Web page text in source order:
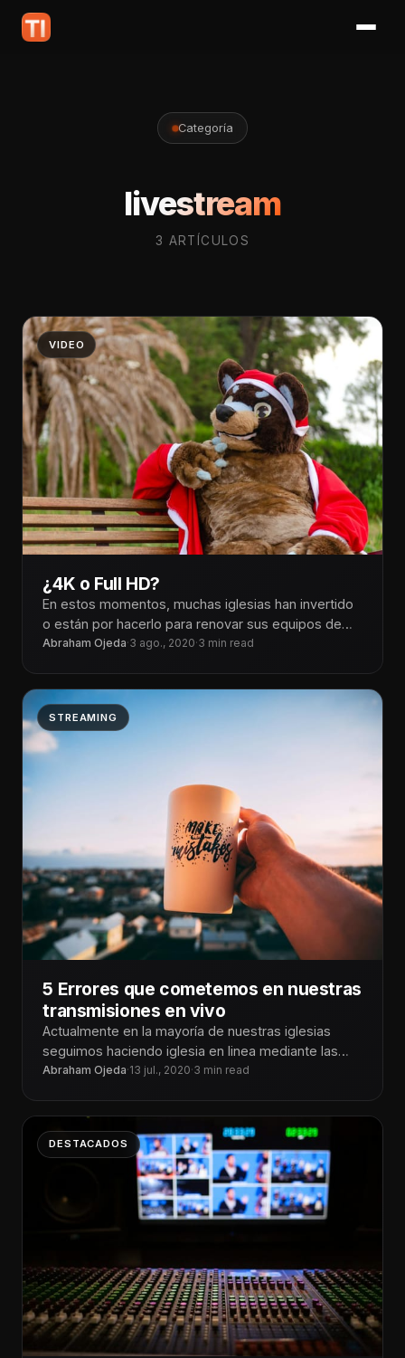
Categoría
livestream
3 ARTÍCULOS
VIDEO
¿4K o Full HD?
En estos momentos, muchas iglesias han invertido
o están por hacerlo para renovar sus equipos de
vídeo ya que actualmente
Abraham Ojeda·3 ago., 2020·3 min read
STREAMING
5 Errores que cometemos en nuestras
transmisiones en vivo
Actualmente en la mayoría de nuestras iglesias
seguimos haciendo iglesia en linea mediante las
transmisiones en vivo. Y claro como
Abraham Ojeda·13 jul., 2020·3 min read
DESTACADOS